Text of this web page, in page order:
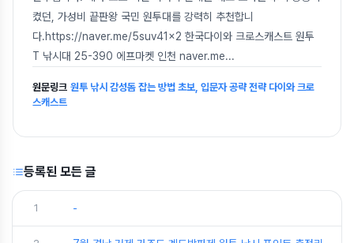
켰던, 가성비 끝판왕 국민 원투대를 강력히 추천합니
다.https://naver.me/5suv41x2 한국다이와 크로스캐스트 원투
T 낚시대 25-390 에프마켓 인천 naver.me...
원문링크 원투 낚시 감성돔 잡는 방법 초보, 입문자 공략 전략 다이와 크로
스캐스트
등록된 모든 글
1 -